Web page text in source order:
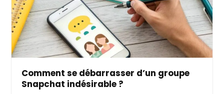
Comment se débarrasser d’un groupe
Snapchat indésirable ?